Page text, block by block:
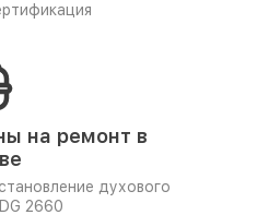
на ремонт в
духового
2660